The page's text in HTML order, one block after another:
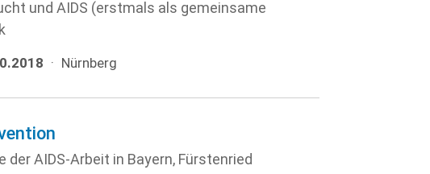
und AIDS (erstmals als gemeinsame
· Nürnberg
AIDS-Arbeit in Bayern, Fürstenried